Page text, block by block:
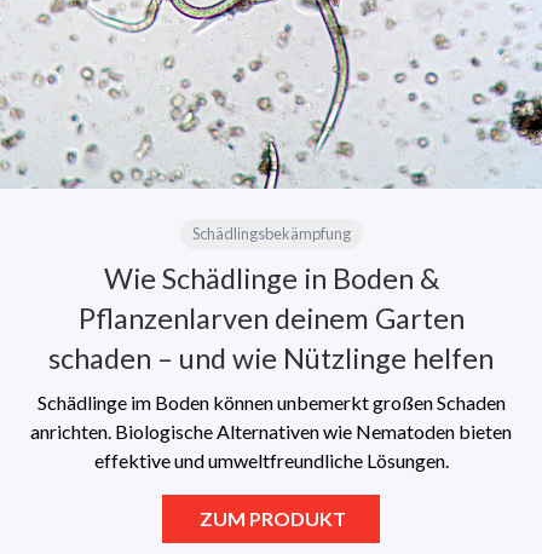
Schädlingsbekämpfung
Wie Schädlinge in Boden &
Pflanzenlarven deinem Garten
schaden – und wie Nützlinge helfen
Schädlinge im Boden können unbemerkt großen Schaden
anrichten. Biologische Alternativen wie Nematoden bieten
effektive und umweltfreundliche Lösungen.
ZUM PRODUKT